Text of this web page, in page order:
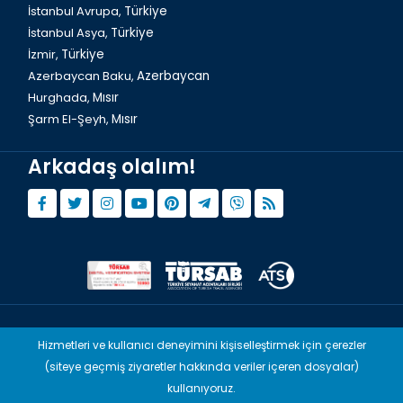
İstanbul Avrupa, Türkiye
İstanbul Asya, Türkiye
İzmir, Türkiye
Azerbaycan Baku, Azerbaycan
Hurghada, Mısır
Şarm El-Şeyh, Mısır
Arkadaş olalım!
© Copyright 2015 - 2026, Tourwix.de
Artmodern UG (Haftungsbeschränkt) Almanya yasaları uyarınca
faaliyet göstermektedir
Hizmetleri ve kullanıcı deneyimini kişiselleştirmek için çerezler
(siteye geçmiş ziyaretler hakkında veriler içeren dosyalar)
kullanıyoruz.